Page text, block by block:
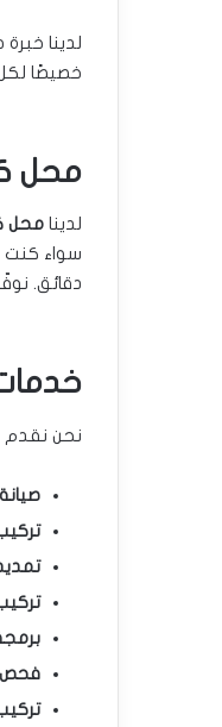
لدينا
خصيصًا
محل
لدينا محل
سواء كنت
دقائق.
نحن نقدم
فحص